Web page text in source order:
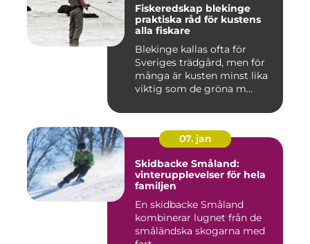
Fiskeredskap blekinge
praktiska råd för kustens
alla fiskare
Blekinge kallas ofta för
Sveriges trädgård, men för
många är kusten minst lika
viktig som de gröna m...
07. jan
Skidbacke Småland:
vinterupplevelser för hela
familjen
En skidbacke Småland
kombinerar lugnet från de
småländska skogarna med